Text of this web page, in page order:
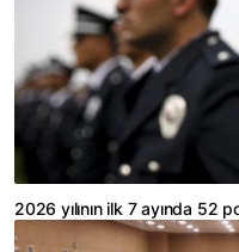
2026 yılının ilk 7 ayında 52